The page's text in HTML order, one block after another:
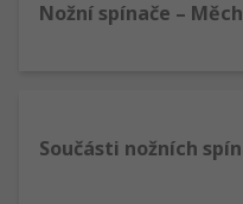
Nožní spínače –
Součásti nožních